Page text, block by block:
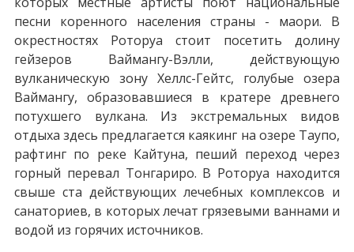
песни коренного населения страны - маори. В
окрестностях Роторуа стоит посетить долину
гейзеров Ваймангу-Вэлли, действующую
вулканическую зону Хеллс-Гейтс, голубые озера
Ваймангу, образовавшиеся в кратере древнего
потухшего вулкана. Из экстремальных видов
отдыха здесь предлагается каякинг на озере Таупо,
рафтинг по реке Кайтуна, пеший переход через
горный перевал Тонгариро. В Роторуа находится
свыше ста действующих лечебных комплексов и
санаториев, в которых лечат грязевыми ваннами и
водой из горячих источников.